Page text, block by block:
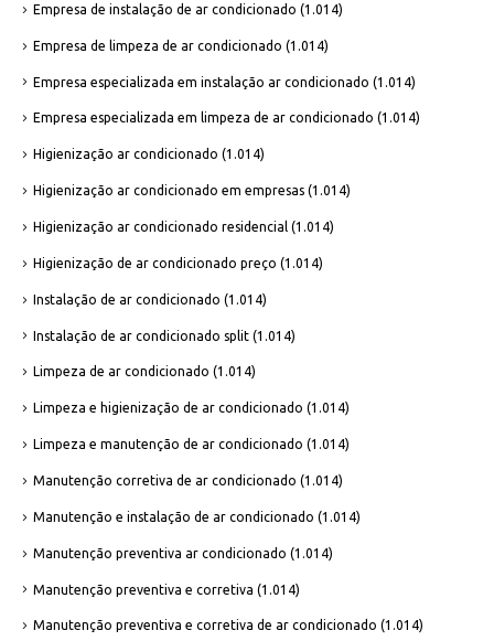
Empresa de instalação de ar condicionado (1.014)
Empresa de limpeza de ar condicionado (1.014)
Empresa especializada em instalação ar condicionado (1.014)
Empresa especializada em limpeza de ar condicionado (1.014)
Higienização ar condicionado (1.014)
Higienização ar condicionado em empresas (1.014)
Higienização ar condicionado residencial (1.014)
Higienização de ar condicionado preço (1.014)
Instalação de ar condicionado (1.014)
Instalação de ar condicionado split (1.014)
Limpeza de ar condicionado (1.014)
Limpeza e higienização de ar condicionado (1.014)
Limpeza e manutenção de ar condicionado (1.014)
Manutenção corretiva de ar condicionado (1.014)
Manutenção e instalação de ar condicionado (1.014)
Manutenção preventiva ar condicionado (1.014)
Manutenção preventiva e corretiva (1.014)
Manutenção preventiva e corretiva de ar condicionado (1.014)